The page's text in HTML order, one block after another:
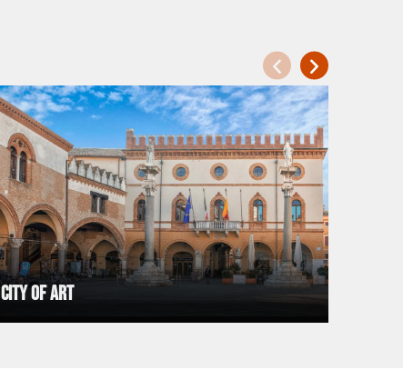
City of art